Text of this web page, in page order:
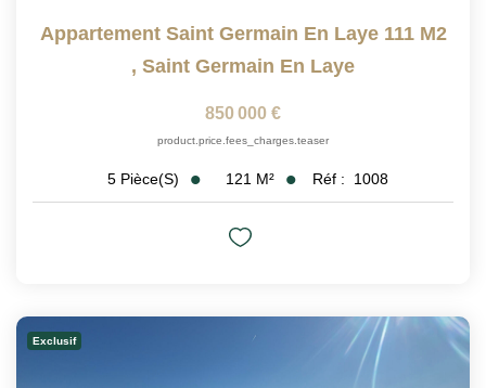
Appartement Saint Germain En Laye 111 M2
, Saint Germain En Laye
850 000 €
product.price.fees_charges.teaser
5 Pièce(s) 121 M² Réf : 1008
Exclusif